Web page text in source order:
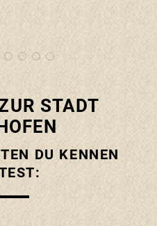
STADT
DU KENNEN